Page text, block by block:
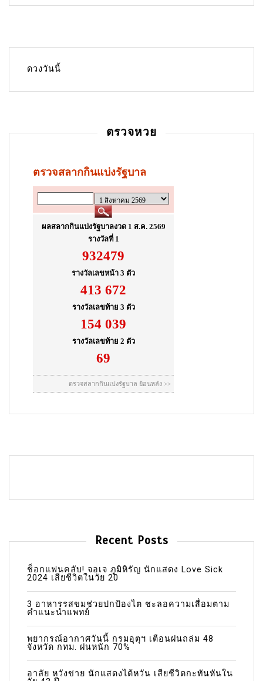
ดวงวันนี้
ตรวจหวย
Recent Posts
ช็อกแฟนคลับ! จอเจ ภูมิหิรัญ นักแสดง Love Sick
2024 เสียชีวิตในวัย 20
3 อาหารรสขมช่วยปกป้องไต ชะลอความเสื่อมตาม
คำแนะนำแพทย์
พยากรณ์อากาศวันนี้ กรมอุตุฯ เตือนฝนถล่ม 48
จังหวัด กทม. ฝนหนัก 70%
อาลัย หวังข่าย นักแสดงไต้หวัน เสียชีวิตกะทันหันใน